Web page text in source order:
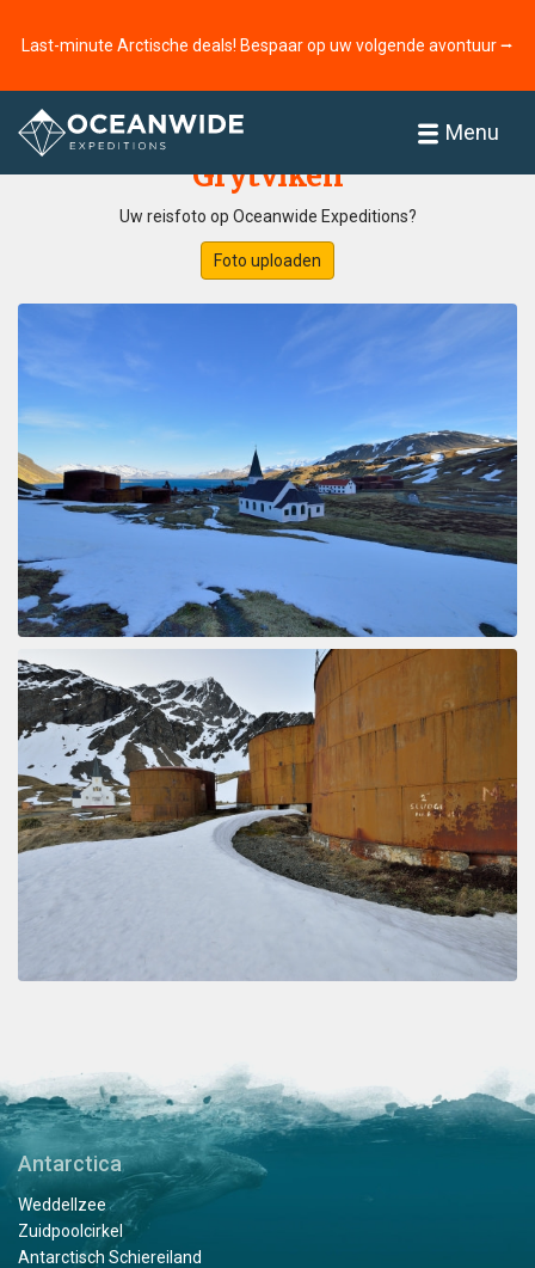
Last-minute Arctische deals! Bespaar op uw volgende avontuur ⭢
Menu
Home
Grytviken
Uw reisfoto op Oceanwide Expeditions?
Foto uploaden
Antarctica
Weddellzee
Zuidpoolcirkel
Antarctisch Schiereiland